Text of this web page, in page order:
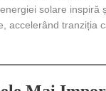
solare inspiră
accelerând tranziția